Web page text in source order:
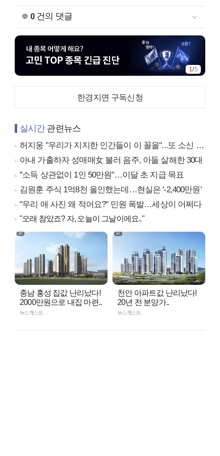
0건의 댓글
1/5
한경지면 구독신청
실시간관련뉴스
허지웅 "우리가 지지한 인간들이 이 꼴을"...또 소신 발언
아내 가출하자 성매매女 불러 음주, 아들 살해한 30대
"소득 상관없이 1인 50만원"…이달 초 지급 목표
김원훈 주식 1억8천 올인했는데…현실은 '-2,400만원'
"우리 애 사진 왜 적어요?" 민원 폭발…세상이 어쩌다
"오래 참았죠? 자, 오늘이 그날이에요.."
충남 홍성 집값 난리났다!
2000만원으로 내집 마련..
뉴스캐스트
천안 아파트값 난리났다!
20년 전 분양가..
뉴스캐스트